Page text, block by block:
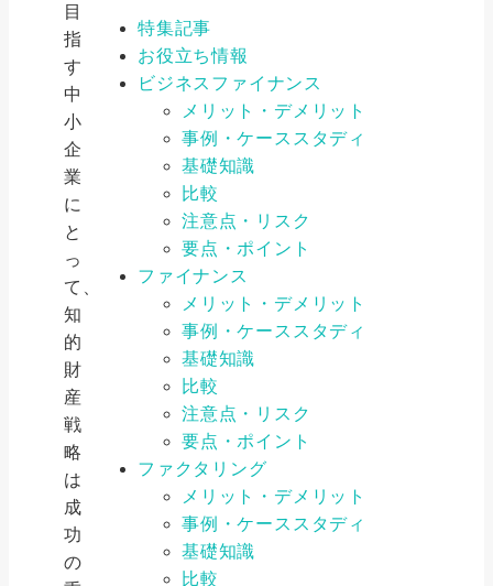
目
指
す
中
小
企
業
に
と
っ
て、
知
的
財
産
戦
略
は
成
功
の
特集記事
お役立ち情報
ビジネスファイナンス
メリット・デメリット
事例・ケーススタディ
基礎知識
比較
注意点・リスク
要点・ポイント
ファイナンス
メリット・デメリット
事例・ケーススタディ
基礎知識
比較
注意点・リスク
要点・ポイント
ファクタリング
メリット・デメリット
事例・ケーススタディ
基礎知識
比較